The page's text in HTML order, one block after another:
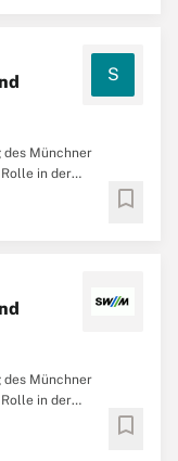
S
des Münchner
in der
im OT
bookmark
des Münchner
in der
im OT
bookmark